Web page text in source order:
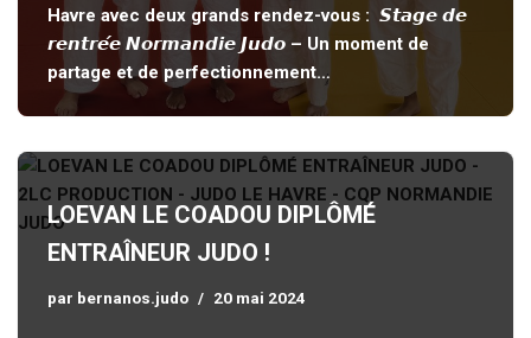
Havre avec deux grands rendez-vous : 𝙎𝙩𝙖𝙜𝙚 𝙙𝙚
𝙧𝙚𝙣𝙩𝙧𝙚́𝙚 𝙉𝙤𝙧𝙢𝙖𝙣𝙙𝙞𝙚 𝙅𝙪𝙙𝙤 – Un moment de
partage et de perfectionnement…
LOEVAN LE COADOU DIPLÔMÉ
ENTRAÎNEUR JUDO !
par bernanos.judo 20 mai 2024